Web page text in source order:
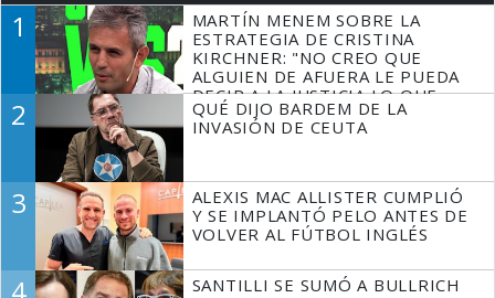
1
MARTÍN MENEM SOBRE LA
ESTRATEGIA DE CRISTINA
KIRCHNER: "NO CREO QUE
ALGUIEN DE AFUERA LE PUEDA
DECIR A LA JUSTICIA LO QUE
TIENE QUE HACER"
2
QUÉ DIJO BARDEM DE LA
INVASIÓN DE CEUTA
3
ALEXIS MAC ALLISTER CUMPLIÓ
Y SE IMPLANTÓ PELO ANTES DE
VOLVER AL FÚTBOL INGLÉS
4
SANTILLI SE SUMÓ A BULLRICH